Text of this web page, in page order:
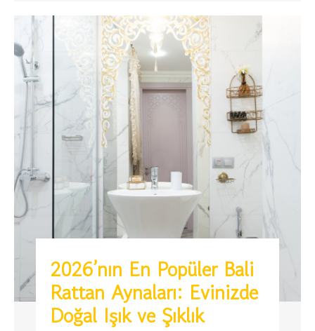
2026’nın En Popüler Bali
Rattan Aynaları: Evinizde
Doğal Işık ve Şıklık